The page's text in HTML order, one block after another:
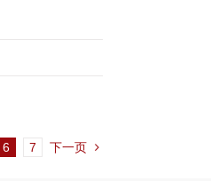
6 7 下一页